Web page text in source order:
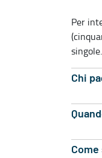
Per
singole.
Chi
Come